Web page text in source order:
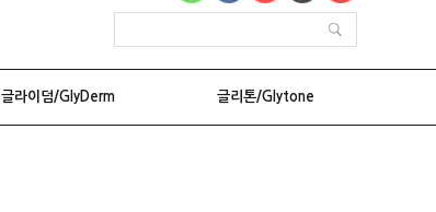
글라이덤/GlyDerm 글리톤/Glytone